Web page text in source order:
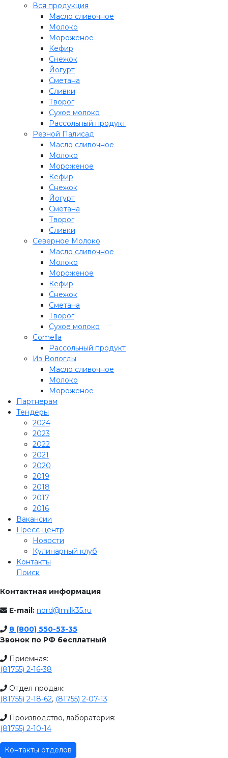
Вся продукция
Масло сливочное
Молоко
Мороженое
Кефир
Снежок
Йогурт
Сметана
Сливки
Творог
Сухое молоко
Рассольный продукт
Резной Палисад
Масло сливочное
Молоко
Мороженое
Кефир
Снежок
Йогурт
Сметана
Творог
Сливки
Северное Молоко
Масло сливочное
Молоко
Мороженое
Кефир
Снежок
Сметана
Творог
Сухое молоко
Comеlla
Рассольный продукт
Из Вологды
Масло сливочное
Молоко
Мороженое
Партнерам
Тендеры
2024
2023
2022
2021
2020
2019
2018
2017
2016
Вакансии
Пресс-центр
Новости
Кулинарный клуб
Контакты
Поиск
Контактная информация
E-mail: nord@milk35.ru
8 (800) 550-53-35
Звонок по РФ бесплатный
Приемная:
(81755) 2-16-38
Отдел продаж:
(81755) 2-18-62, (81755) 2-07-13
Производство, лаборатория:
(81755) 2-10-14
Контакты отделов